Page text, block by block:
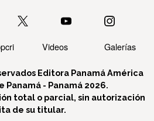
Videos Galerías
Editora Panamá América
Panamá - Panamá 2026.
total o parcial, sin autorización
de su titular.